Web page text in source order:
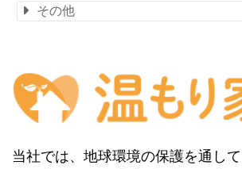
その他
当社では、地球環境の保護を通し